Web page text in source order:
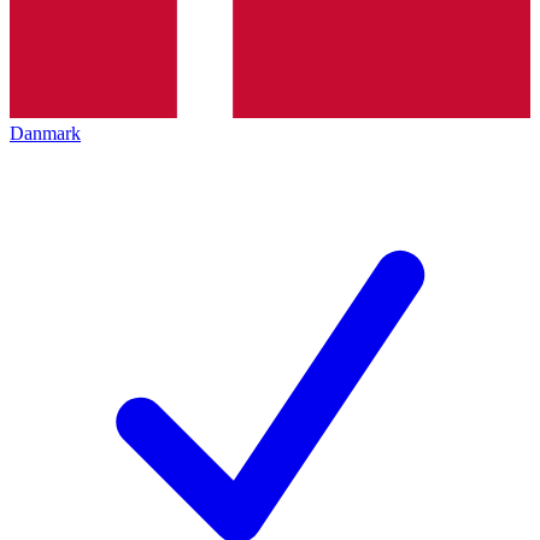
Danmark